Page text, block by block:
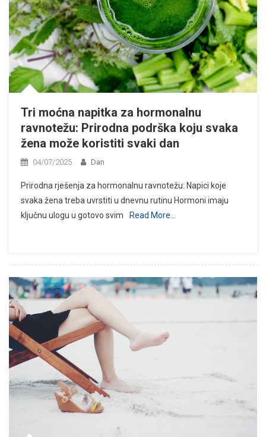
Tri moćna napitka za hormonalnu
ravnotežu: Prirodna podrška koju svaka
žena može koristiti svaki dan
04/07/2025 Dan
Prirodna rješenja za hormonalnu ravnotežu: Napici koje
svaka žena treba uvrstiti u dnevnu rutinu Hormoni imaju
ključnu ulogu u gotovo svim
Read More…